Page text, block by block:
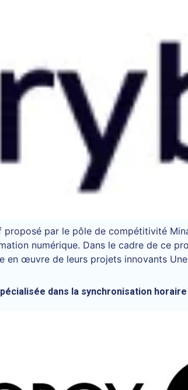
proposé par le pôle de compétitivité
numérique. Dans le cadre de ce
en œuvre de leurs projets innovants
dans la synchronisation